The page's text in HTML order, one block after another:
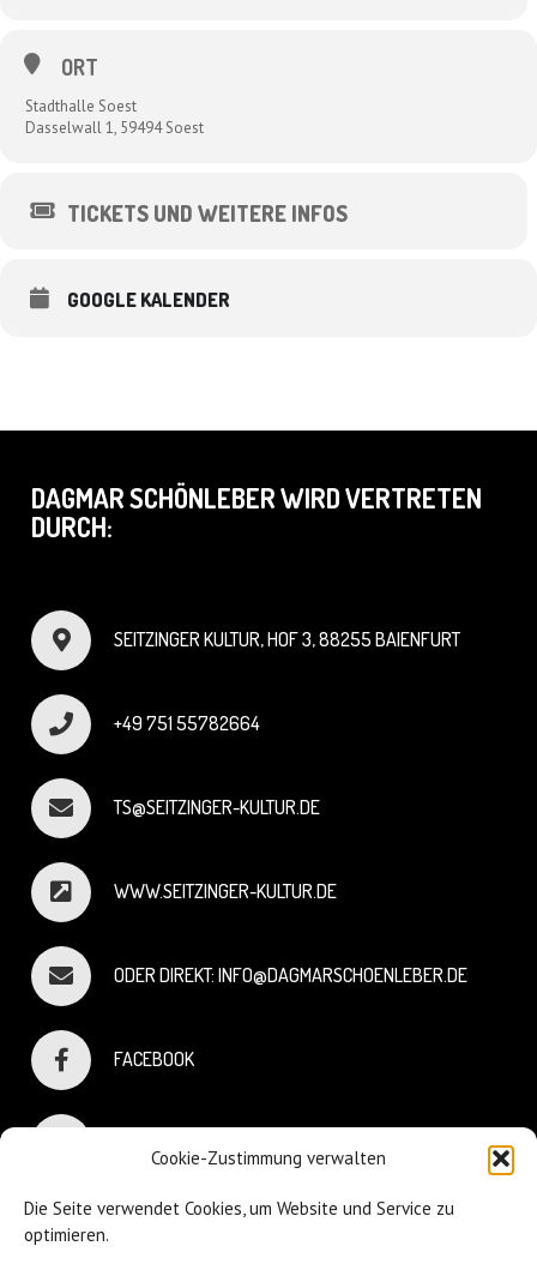
Cookie-Zustimmung verwalten
Die Seite verwendet Cookies, um Website und Service zu
optimieren.
ORT
Stadthalle Soest
Dasselwall 1, 59494 Soest
TICKETS UND WEITERE INFOS
GOOGLE KALENDER
DAGMAR SCHÖNLEBER WIRD VERTRETEN
DURCH:
SEITZINGER KULTUR, HOF 3, 88255 BAIENFURT
+49 751 55782664
TS@SEITZINGER-KULTUR.DE
WWW.SEITZINGER-KULTUR.DE
ODER DIREKT: INFO@DAGMARSCHOENLEBER.DE
FACEBOOK